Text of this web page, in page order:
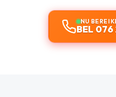
NU
BEL